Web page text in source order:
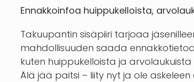
Ennakkoinfoa huippukelloista,
Takuupantin sisäpiiri tarjoaa
mahdollisuuden saada
kuten huippukelloista ja
Älä jää paitsi – liity nyt ja ole